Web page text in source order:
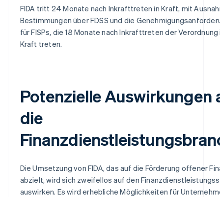
FIDA tritt 24 Monate nach Inkrafttreten in Kraft, mit
Bestimmungen über FDSS und die
für FISPs, die 18 Monate nach Inkrafttreten der Verordnung
Kraft treten.
Potenzielle Auswirkungen
die
Die Umsetzung von FIDA, das auf die Förderung offener
abzielt, wird sich zweifellos auf den
auswirken. Es wird erhebliche Möglichkeiten für